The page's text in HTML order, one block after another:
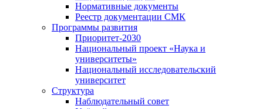
Нормативные документы
Реестр документации СМК
Программы развития
Приоритет-2030
Национальный проект «Наука и
университеты»
Национальный исследовательский
университет
Структура
Наблюдательный совет